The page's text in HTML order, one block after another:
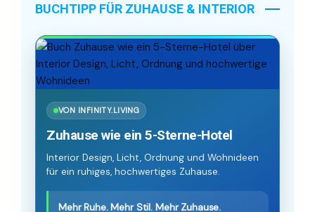
BUCHTIPP FÜR ZUHAUSE & INTERIOR
VON INFINITY.LIVING
Zuhause wie ein 5-Sterne-Hotel
Interior Design, Licht, Ordnung und Wohnideen
für ein ruhiges, hochwertiges Zuhause.
Mehr Ruhe. Mehr Stil. Mehr Zuhause.